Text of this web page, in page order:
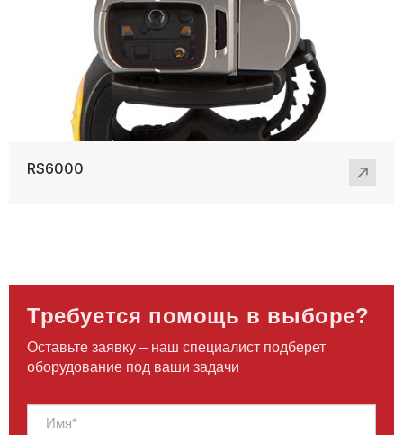
RS6000
Требуется помощь в выборе?
Оставьте заявку – наш специалист подберет
оборудование под ваши задачи